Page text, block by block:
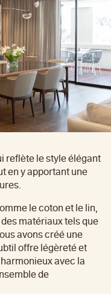
reflète le style élégant
en y apportant une
le coton et le lin,
matériaux tels que
avons créé une
offre légèreté et
avec la
de